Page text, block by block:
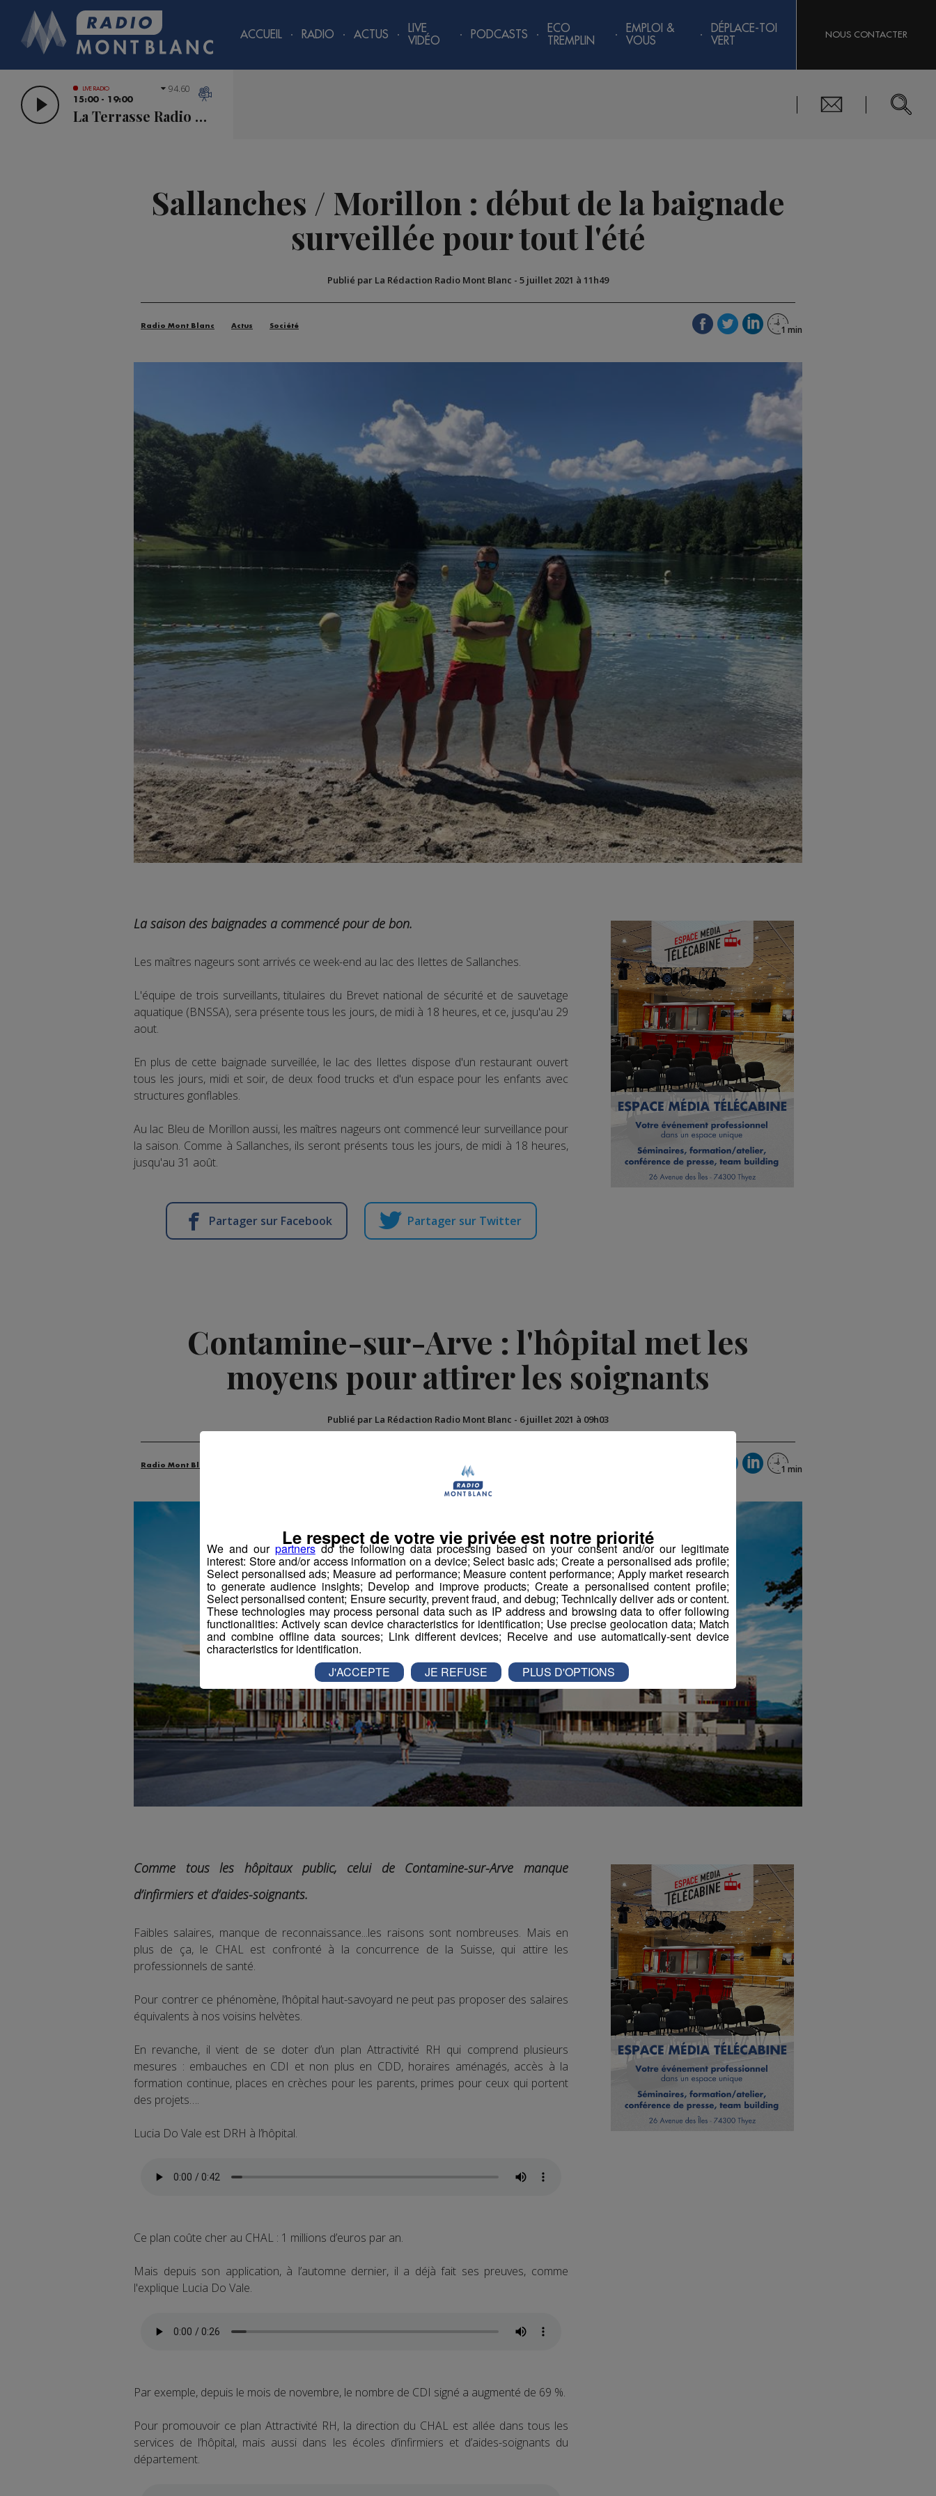
ACCUEIL RADIO ACTUS
LIVE
VIDÉO
PODCASTS
ECO
TREMPLIN
EMPLOI &
VOUS
DÉPLACE-TOI
VERT
NOUS CONTACTER
LIVE RADIO
15:00 - 19:00
La Terrasse Radio Mont Blanc
94.60
Sallanches / Morillon : début de la baignade
surveillée pour tout l'été
Publié par La Rédaction Radio Mont Blanc - 5 juillet 2021 à 11h49
Radio Mont Blanc Actus Société
La saison des baignades a commencé pour de bon.
Les maîtres nageurs sont arrivés ce week-end au lac des Ilettes de Sallanches.
L'équipe de trois surveillants, titulaires du Brevet national de sécurité et de sauvetage
aquatique (BNSSA), sera présente tous les jours, de midi à 18 heures, et ce, jusqu'au 29
aout.
En plus de cette baignade surveillée, le lac des Ilettes dispose d'un restaurant ouvert
tous les jours, midi et soir, de deux food trucks et d'un espace pour les enfants avec
structures gonflables.
Au lac Bleu de Morillon aussi, les maîtres nageurs ont commencé leur surveillance pour
la saison. Comme à Sallanches, ils seront présents tous les jours, de midi à 18 heures,
jusqu'au 31 août.
Partager sur Facebook Partager sur Twitter
Contamine-sur-Arve : l'hôpital met les
moyens pour attirer les soignants
Publié par La Rédaction Radio Mont Blanc - 6 juillet 2021 à 09h03
Radio Mont Blanc
Comme tous les hôpitaux public, celui de Contamine-sur-Arve manque
d’infirmiers et d’aides-soignants.
Faibles salaires, manque de reconnaissance...les raisons sont nombreuses. Mais en
plus de ça, le CHAL est confronté à la concurrence de la Suisse, qui attire les
professionnels de santé.
Pour contrer ce phénomène, l’hôpital haut-savoyard ne peut pas proposer des salaires
équivalents à nos voisins helvètes.
En revanche, il vient de se doter d’un plan Attractivité RH qui comprend plusieurs
mesures : embauches en CDI et non plus en CDD, horaires aménagés, accès à la
formation continue, places en crèches pour les parents, primes pour ceux qui portent
des projets….
Lucia Do Vale est DRH à l’hôpital.
Ce plan coûte cher au CHAL : 1 millions d’euros par an.
Mais depuis son application, à l’automne dernier, il a déjà fait ses preuves, comme
l'explique Lucia Do Vale.
Par exemple, depuis le mois de novembre, le nombre de CDI signé a augmenté de 69 %.
Pour promouvoir ce plan Attractivité RH, la direction du CHAL est allée dans tous les
services de l’hôpital, mais aussi dans les écoles d’infirmiers et d’aides-soignants du
département.
We and our partnersdo the following data processing based on your consent and/or our legitimate
interest: Store and/or access information on a device; Select basic ads; Create a personalised ads profile;
Select personalised ads; Measure ad performance; Measure content performance; Apply market research
to generate audience insights; Develop and improve products; Create a personalised content profile;
Select personalised content; Ensure security, prevent fraud, and debug; Technically deliver ads or content.
These technologies may process personal data such as IP address and browsing data to offer following
functionalities: Actively scan device characteristics for identification; Use precise geolocation data; Match
and combine offline data sources; Link different devices; Receive and use automatically-sent device
characteristics for identification.
Le respect de votre vie privée est notre priorité
J'ACCEPTE JE REFUSE PLUS D'OPTIONS